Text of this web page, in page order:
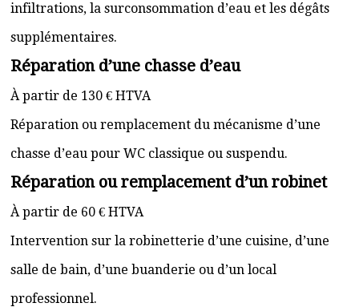
infiltrations, la surconsommation d’eau et les dégâts
supplémentaires.
Réparation d’une chasse d’eau
À partir de 130 € HTVA
Réparation ou remplacement du mécanisme d’une
chasse d’eau pour WC classique ou suspendu.
Réparation ou remplacement d’un robinet
À partir de 60 € HTVA
Intervention sur la robinetterie d’une cuisine, d’une
salle de bain, d’une buanderie ou d’un local
professionnel.